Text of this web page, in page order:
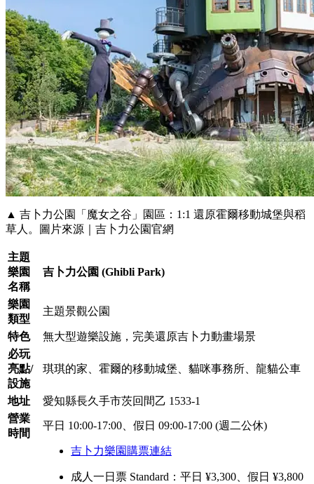
▲ 吉卜力公園「魔女之谷」園區：1:1 還原霍爾移動城堡與稻
草人。圖片來源｜吉卜力公園官網
主題
樂園
名稱
吉卜力公園 (Ghibli Park)
樂園
類型
主題景觀公園
特色
無大型遊樂設施，完美還原吉卜力動畫場景
必玩
亮點/
設施
琪琪的家、霍爾的移動城堡、貓咪事務所、龍貓公車
地址
愛知縣長久手市茨回間乙 1533-1
營業
時間
平日 10:00-17:00、假日 09:00-17:00 (週二公休)
吉卜力樂園購票連結
成人一日票 Standard：平日 ¥3,300、假日 ¥3,800